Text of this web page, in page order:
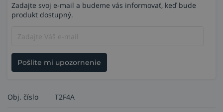
Zadajte svoj e-mail a budeme vás informovať, keď bude
produkt dostupný.
Pošlite mi upozornenie
Obj. číslo T2F4A